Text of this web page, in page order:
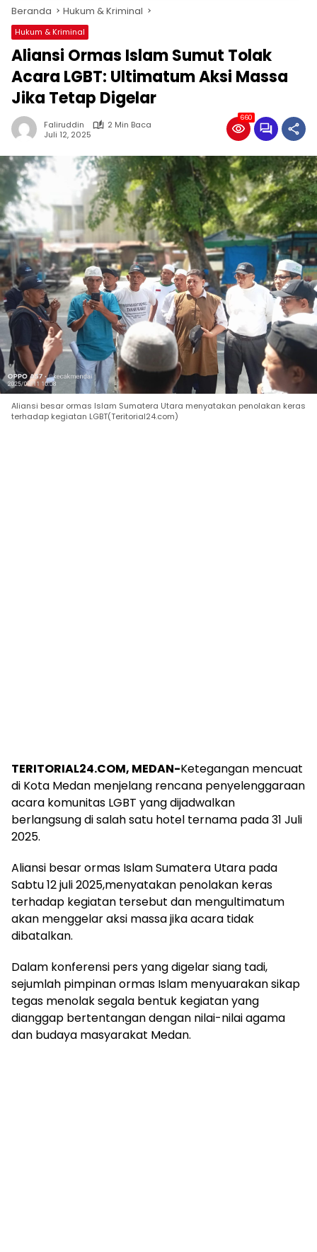
Beranda Hukum & Kriminal
Hukum & Kriminal
‎Aliansi Ormas Islam Sumut Tolak
Acara LGBT: Ultimatum Aksi Massa
Jika Tetap Digelar ‎
Faliruddin
2 Min Baca
Juli 12, 2025
660
‎Aliansi besar ormas Islam Sumatera Utara menyatakan penolakan keras
terhadap kegiatan LGBT(Teritorial24.com)
‎TERITORIAL24.COM, MEDAN-Ketegangan mencuat
di Kota Medan menjelang rencana penyelenggaraan
acara komunitas LGBT yang dijadwalkan
berlangsung di salah satu hotel ternama pada 31 Juli
2025.
‎Aliansi besar ormas Islam Sumatera Utara pada
Sabtu 12 juli 2025,menyatakan penolakan keras
terhadap kegiatan tersebut dan mengultimatum
akan menggelar aksi massa jika acara tidak
dibatalkan.
‎Dalam konferensi pers yang digelar siang tadi,
sejumlah pimpinan ormas Islam menyuarakan sikap
tegas menolak segala bentuk kegiatan yang
dianggap bertentangan dengan nilai-nilai agama
dan budaya masyarakat Medan.